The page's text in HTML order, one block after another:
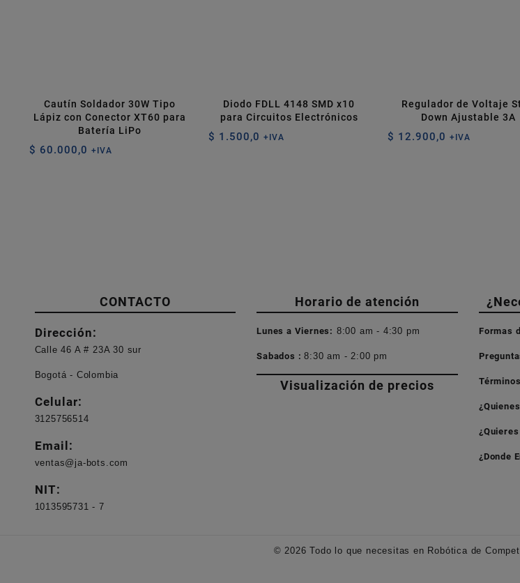
Cautín Soldador 30W Tipo
Lápiz con Conector XT60 para
Batería LiPo
$ 60.000,0 +IVA
Diodo FDLL 4148 SMD x10
para Circuitos Electrónicos
$ 1.500,0 +IVA
Regulador de Voltaje
Down Ajustable 3A
$ 12.900,0 +IVA
CONTACTO
Dirección:
Calle 46 A # 23A 30 sur
Bogotá - Colombia
Celular:
3125756514
Email:
ventas@ja-bots.com
NIT:
1013595731 - 7
Horario de atención
Lunes a Viernes: 8:00 am - 4:30 pm
Sabados :8:30 am - 2:00 pm
Visualización de precios
Formas
¿Donde
© 2026Todo lo que necesitas en Robótica de